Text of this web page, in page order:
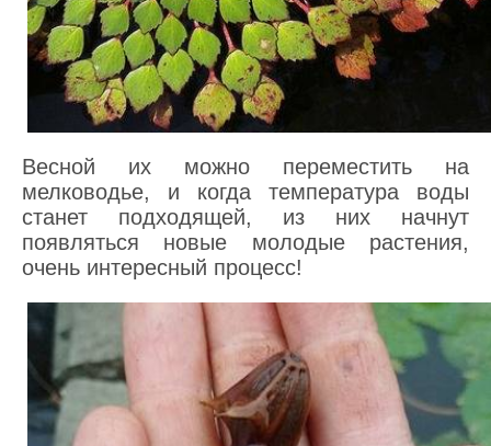
Весной их можно переместить на
мелководье, и когда температура воды
станет подходящей, из них начнут
появляться новые молодые растения,
очень интересный процесс!